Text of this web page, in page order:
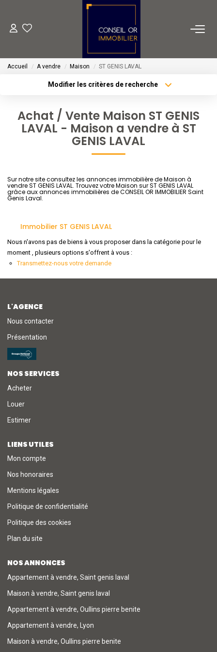
Transaction
Gestion
Financement
VENTES
LOCATIONS
NOTRE AGENCE
L'agence
L'équipe
Accueil A vendre Maison ST GENIS LAVAL
Modifier les critères de recherche
Sélectionnez...
Type de bien
Surface min
Achat / Vente Maison ST GENIS
LAVAL - Maison a vendre à ST
GENIS LAVAL
Sur notre site consultez les annonces immobilière de Maison à
vendre ST GENIS LAVAL. Trouvez votre Maison sur ST GENIS LAVAL
grâce aux annonces immobilières de CONSEIL OR IMMOBILIER Saint
Genis Laval.
Immobilier ST GENIS LAVAL
Nous n'avons pas de biens à vous proposer dans la catégorie pour le
moment , plusieurs options s'offrent à vous :
Transmettez-nous votre demande
L'AGENCE
Nous contacter
Présentation
NOS SERVICES
Acheter
Louer
Estimer
LIENS UTILES
Mon compte
Nos honoraires
Mentions légales
Politique de confidentialité
Politique des cookies
Plan du site
NOS ANNONCES
Appartement à vendre, Saint genis laval
Maison à vendre, Saint genis laval
Appartement à vendre, Oullins pierre benite
Appartement à vendre, Lyon
Maison à vendre, Oullins pierre benite